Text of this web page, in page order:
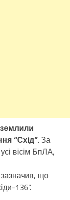
“Схід”. За
вісім БпЛА,
що
136”.